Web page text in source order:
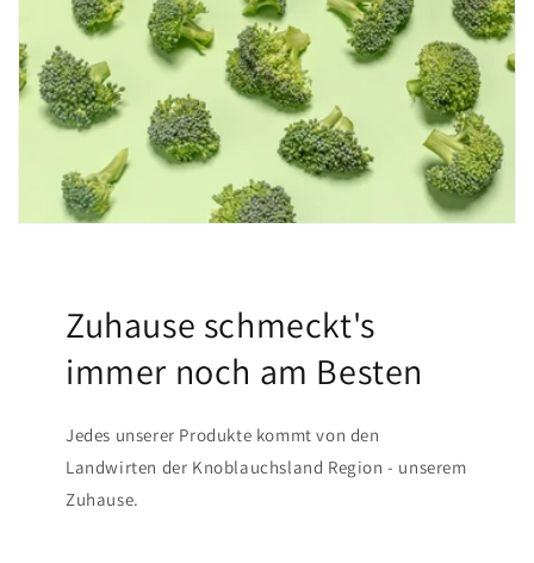
Zuhause schmeckt's
immer noch am Besten
Jedes unserer Produkte kommt von den
Landwirten der Knoblauchsland Region - unserem
Zuhause.